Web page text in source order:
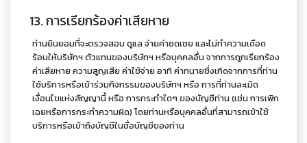
13. การเรียกร้องค่าเสียหาย
ท่านยินยอมที่จะตรวจสอบ ดูแล จ่ายค่าชดเชย และไม่ทำความเดือด
ร้อนให้บริษัทฯ ตัวแทนของบริษัทฯ หรือบุคคลอื่น จากการถูกเรียกร้อง
ค่าเสียหาย ความสูญเสีย ค่าใช้จ่าย อาทิ ค่าทนายซึ่งเกิดจากการที่ท่าน
ใช้บริการหรือเข้าร่วมกิจกรรมของบริษัทฯ หรือ การที่ท่านละเมิด
เงื่อนไขแห่งสัญญานี้ หรือ การกระทำใดๆ ของบัญชีท่าน (เช่น การเพิก
เฉยหรือการกระทำความผิด) โดยท่านหรือบุคคลอื่นที่สามารถเข้าใช้
บริการหรือเข้าถึงบัญชีในชื่อบัญชีของท่าน